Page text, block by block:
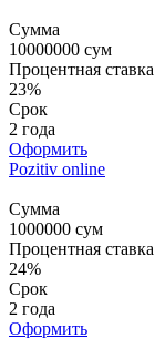
Сумма
10000000 сум
Процентная ставка
23%
Срок
2 года
Оформить
Pozitiv online
Сумма
1000000 сум
Процентная ставка
24%
Срок
2 года
Оформить